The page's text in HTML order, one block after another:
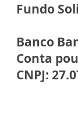
Fundo
Banco
Conta
CNPJ: